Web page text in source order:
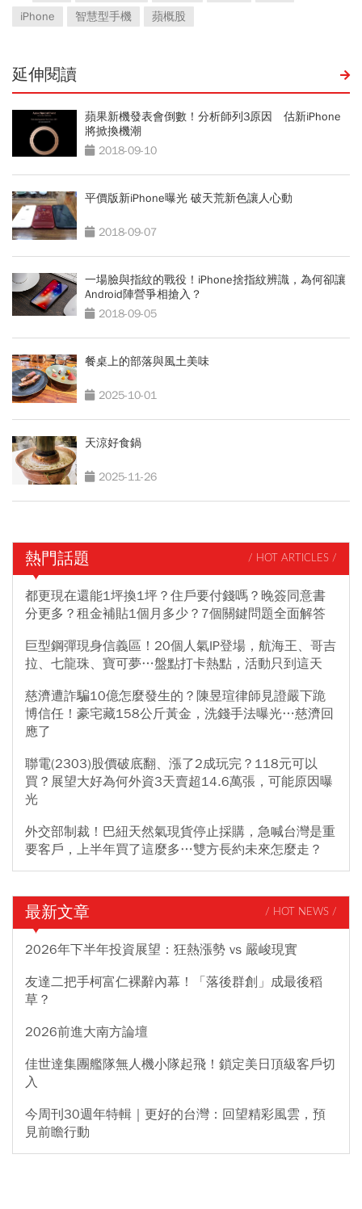
iPhone 智慧型手機 蘋概股
延伸閱讀
蘋果新機發表會倒數！分析師列3原因 估新iPhone
將掀換機潮
2018-09-10
平價版新iPhone曝光 破天荒新色讓人心動
2018-09-07
一場臉與指紋的戰役！iPhone捨指紋辨識，為何卻讓
Android陣營爭相搶入？
2018-09-05
餐桌上的部落與風土美味
2025-10-01
天涼好食鍋
2025-11-26
熱門話題 / HOT ARTICLES /
都更現在還能1坪換1坪？住戶要付錢嗎？晚簽同意書
分更多？租金補貼1個月多少？7個關鍵問題全面解答
巨型鋼彈現身信義區！20個人氣IP登場，航海王、哥吉
拉、七龍珠、寶可夢…盤點打卡熱點，活動只到這天
慈濟遭詐騙10億怎麼發生的？陳昱瑄律師見證嚴下跪
博信任！豪宅藏158公斤黃金，洗錢手法曝光…慈濟回
應了
聯電(2303)股價破底翻、漲了2成玩完？118元可以
買？展望大好為何外資3天賣超14.6萬張，可能原因曝
光
外交部制裁！巴紐天然氣現貨停止採購，急喊台灣是重
要客戶，上半年買了這麼多…雙方長約未來怎麼走？
最新文章 / HOT NEWS /
2026年下半年投資展望：狂熱漲勢 vs 嚴峻現實
友達二把手柯富仁裸辭內幕！「落後群創」成最後稻
草？
2026前進大南方論壇
佳世達集團艦隊無人機小隊起飛！鎖定美日頂級客戶切
入
今周刊30週年特輯｜更好的台灣：回望精彩風雲，預
見前瞻行動